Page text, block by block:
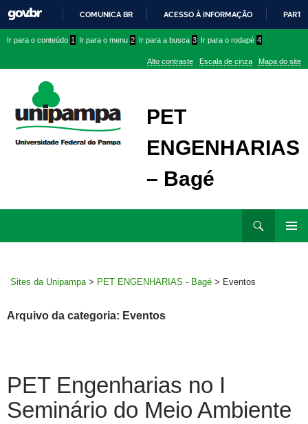
PARA
CONTEÚDO
COMUNICA BR ACESSO À INFORMAÇÃO
conteúdo
menu
superior
menu
Ir para o conteúdo 1 Ir para o menu 2 Ir para a busca 3 Ir para o rodapé 4
Alto contraste Escala de cinza Mapa do site
PET
ENGENHARIAS
– Bagé
Sites da Unipampa > PET ENGENHARIAS - Bagé > Eventos
Arquivo da categoria: Eventos
PET Engenharias no I
Seminário do Meio Ambiente